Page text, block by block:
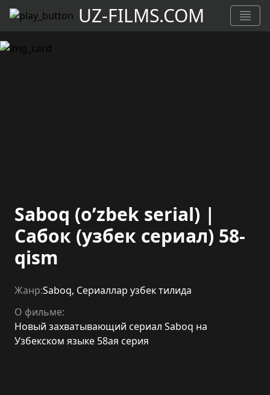
UZ-FILMS.COM
Saboq (o’zbek serial) |
Сабок (узбек сериал) 58-
qism
Жанр:Saboq, Сериаллар узбек тилида
О фильме:
Новый захватывающий сериал Saboq на
Узбекском языке 58ая серия